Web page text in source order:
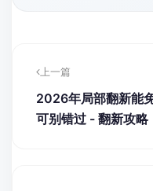
上一篇
2026年局部翻新能
可别错过 - 翻新攻略